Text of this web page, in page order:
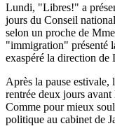
Lundi, "Libres!" a
jours du Conseil
selon un proche de
"immigration" présenté
exaspéré la direction de
Après la pause estivale,
rentrée deux jours
Comme pour mieux
politique au cabinet de